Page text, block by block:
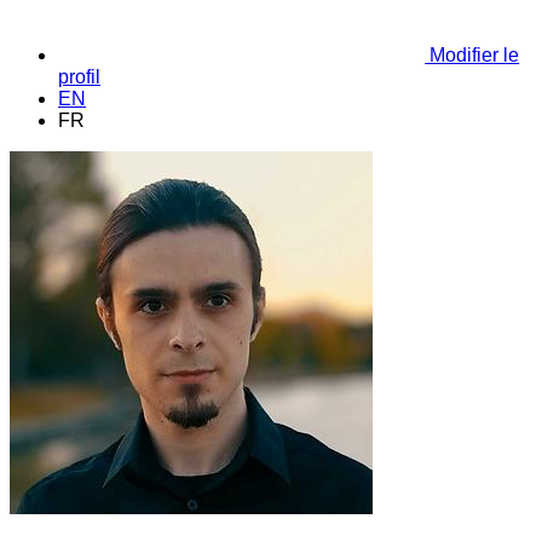
Modifier le
profil
EN
FR